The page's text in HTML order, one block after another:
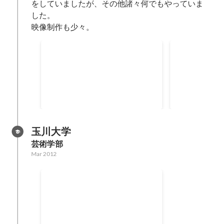
をしていましたが、その他諸々何でもやっていま
した。
映像制作も少々。
玉川大学
芸術学部
Mar 2012